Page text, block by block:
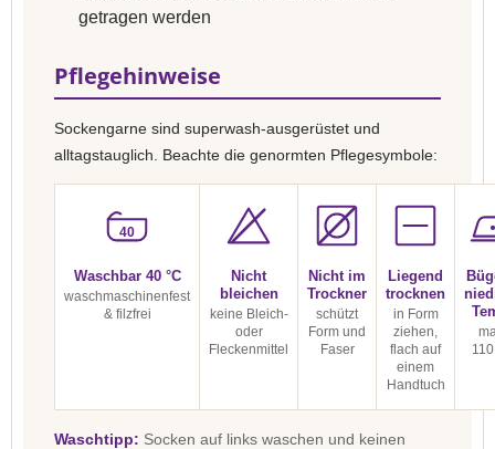
getragen werden
Pflegehinweise
Sockengarne sind superwash-ausgerüstet und
alltagstauglich. Beachte die genormten Pflegesymbole:
40
Waschbar 40 °C
waschmaschinenfest
& filzfrei
Nicht
bleichen
keine Bleich-
oder
Fleckenmittel
Nicht im
Trockner
schützt
Form und
Faser
Liegend
trocknen
in Form
ziehen,
flach auf
einem
Handtuch
Waschtipp: Socken auf links waschen und keinen